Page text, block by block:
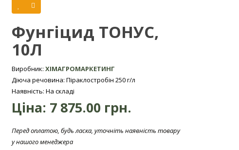
Фунгіцид ТОНУС,
10Л
Виробник: ХІМАГРОМАРКЕТИНГ
Діюча речовина: Піраклостробін 250 г/л
Наявність: На складі
Ціна: 7 875.00 грн.
Перед оплатою, будь ласка, уточніть наявність товару
у нашого менеджера